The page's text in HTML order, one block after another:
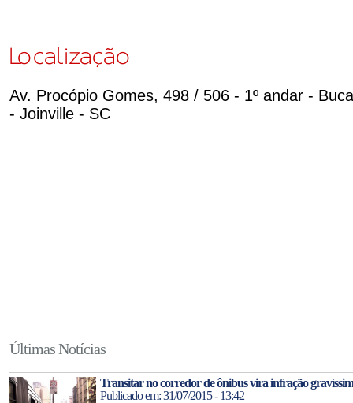
Últimas Notícias
Transitar no corredor de ônibus vira infração
Publicado em: 31/07/2015 - 13:42